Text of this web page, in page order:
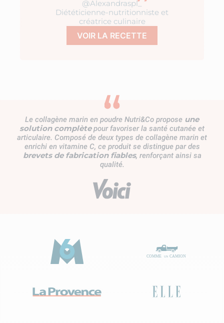
@Alexandraspl_
Diététicienne-nutritionniste et
créatrice culinaire
VOIR LA RECETTE
Le collagène marin en poudre Nutri&Co propose une
solution complètepour favoriser la santé cutanée et
articulaire. Composé de deux types de collagène marin et
enrichi en vitamine C, ce produit se distingue par des
brevets de fabrication fiables, renforçant ainsi sa
qualité.